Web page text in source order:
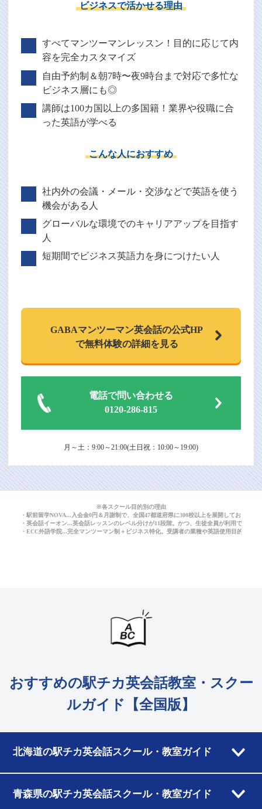
ビジネスで活かせる理由
すべてマンツーマンレッスン！目的に応じて内
容を完全カスタマイズ
自由予約制＆朝7時〜夜9時台まで対応で多忙な
ビジネス層にも◎
講師は100カ国以上の多国籍！業界や役職に合
った英語が学べる
こんな人におすすめ
社内外の会議・メール・交渉などで英語を使う
機会がある人
グローバルな環境でのキャリアアップを目指す
人
短期間でビジネス英語力を身につけたい人
GABAマンツーマン英会話の公式HP
で無料体験の詳細を見る
電話で問い合わせる
0120-286-815
月～土：9:00～21:00(土日祝：10:00～19:00)
※各スクール目的別の理由
・駅前留学NOVA...入会金0円＆月謝制で、全国47都道府県に300校以上を展開しており、
・英会話イーオン...英会話レッスンのレベル分けが11段階。かつ、生徒全員が利用できる
・ECC外語学院...完全マンツーマン制＋ビジネス特化。受講者の業種や英語使用目的に応
おすすめの駅チカ英会話教室・スクー
ルガイド【全国版】
北海道の駅チカ英会話スクール・教室ガイド
青森県の駅チカ英会話スクール・教室ガイド